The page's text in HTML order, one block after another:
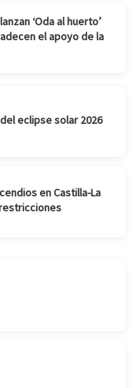
‘Oda al huerto’
el apoyo de la
eclipse solar 2026
en Castilla-La